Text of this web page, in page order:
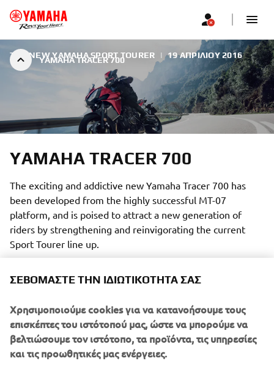
YAMAHA TRACER 700
THE NEW YAMAHA SPORT TOURER | 19 ΑΠΡΙΛΊΟΥ 2016
YAMAHA TRACER 700
The exciting and addictive new Yamaha Tracer 700 has
been developed from the highly successful MT-07
platform, and is poised to attract a new generation of
riders by strengthening and reinvigorating the current
Sport Tourer line up.
Forget any preconceptions you may have about the Sport
Tourer class, because the new Yamaha Tracer 700 is one of
the new breed of compact and agile models that come
with an emphasis on sport. The Tracer 700 is an accessible
ΣΕΒΌΜΑΣΤΕ ΤΗΝ ΙΔΙΩΤΙΚΌΤΗΤΆ ΣΑΣ
Χρησιμοποιούμε cookies για να κατανοήσουμε τους
επισκέπτες του ιστότοπού μας, ώστε να μπορούμε να
βελτιώσουμε τον ιστότοπο, τα προϊόντα, τις υπηρεσίες
και τις προωθητικές μας ενέργειες.